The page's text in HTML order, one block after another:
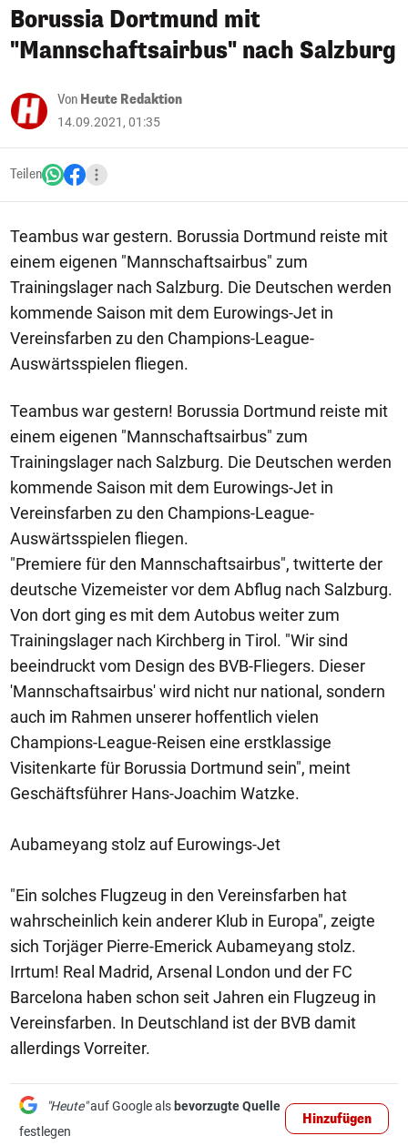
Borussia Dortmund mit
"Mannschaftsairbus" nach Salzburg
Von Heute Redaktion
14.09.2021, 01:35
Teilen
Teambus war gestern. Borussia Dortmund reiste mit
einem eigenen "Mannschaftsairbus" zum
Trainingslager nach Salzburg. Die Deutschen werden
kommende Saison mit dem Eurowings-Jet in
Vereinsfarben zu den Champions-League-
Auswärtsspielen fliegen.
Teambus war gestern! Borussia Dortmund reiste mit
einem eigenen "Mannschaftsairbus" zum
Trainingslager nach Salzburg. Die Deutschen werden
kommende Saison mit dem Eurowings-Jet in
Vereinsfarben zu den Champions-League-
Auswärtsspielen fliegen.
"Premiere für den Mannschaftsairbus", twitterte der
deutsche Vizemeister vor dem Abflug nach Salzburg.
Von dort ging es mit dem Autobus weiter zum
Trainingslager nach Kirchberg in Tirol. "Wir sind
beeindruckt vom Design des BVB-Fliegers. Dieser
'Mannschaftsairbus' wird nicht nur national, sondern
auch im Rahmen unserer hoffentlich vielen
Champions-League-Reisen eine erstklassige
Visitenkarte für Borussia Dortmund sein", meint
Geschäftsführer Hans-Joachim Watzke.
Aubameyang stolz auf Eurowings-Jet
"Ein solches Flugzeug in den Vereinsfarben hat
wahrscheinlich kein anderer Klub in Europa", zeigte
sich Torjäger Pierre-Emerick Aubameyang stolz.
Irrtum! Real Madrid, Arsenal London und der FC
Barcelona haben schon seit Jahren ein Flugzeug in
Vereinsfarben. In Deutschland ist der BVB damit
allerdings Vorreiter.
"Heute"auf Google als bevorzugte Quelle
festlegen
Hinzufügen